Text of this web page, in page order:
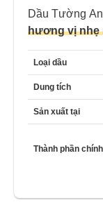
Dầu Tường
hương vị nhẹ
Loại dầu
Dung tích
Sản xuất tại
Thành phần chính